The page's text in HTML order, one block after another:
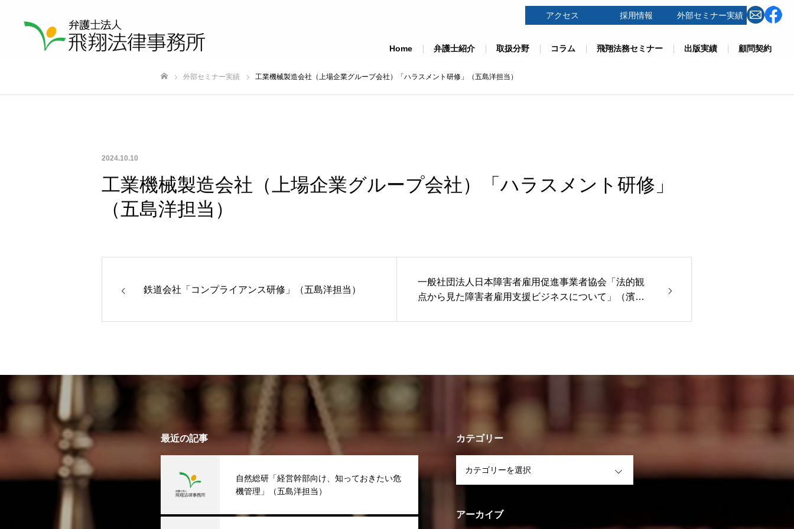
Home 弁護士紹介 取扱分野 コラム 飛翔法務セミナー 出版実績 顧問契約
アクセス 採用情報 外部セミナー実績
外部セミナー実績 工業機械製造会社（上場企業グループ会社）「ハラスメント研修」（五島洋担当）
2024.10.10
工業機械製造会社（上場企業グループ会社）「ハラスメント研修」
（五島洋担当）
鉄道会社「コンプライアンス研修」（五島洋担当）
一般社団法人日本障害者雇用促進事業者協会「法的観
点から見た障害者雇用支援ビジネスについて」（濱永
最近の記事
自然総研「経営幹部向け、知っておきたい危
機管理」（五島洋担当）
カテゴリー
アーカイブ